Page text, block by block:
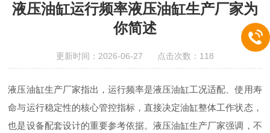
液压油缸运行频率液压油缸生产厂家为
你简述
更新时间：2026-06-27 点击次数：118
液压油缸生产厂家指出，运行频率是液压油缸工况适配、使用寿
命与运行稳定性的核心管控指标，直接决定油缸整体工作状态，
也是设备配套设计的重要参考依据。液压油缸生产厂家强调，不